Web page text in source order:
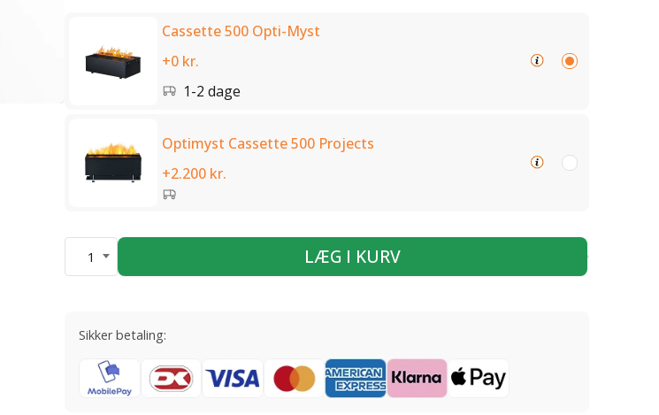
Cassette 500 Opti-Myst
+0 kr.
1-2 dage
Optimyst Cassette 500 Projects
+2.200 kr.
1 LÆG I KURV
Sikker betaling: